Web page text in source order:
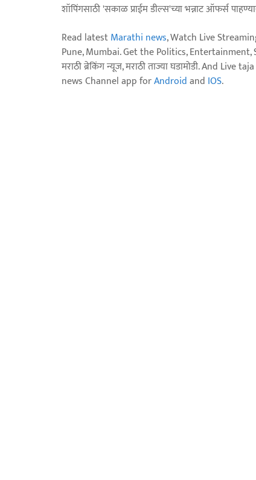
शॉपिंगसाठी 'सकाळ प्राईम डील्स'च्या भन्नाट ऑफर्स
Read latestMarathi news, Watch Live
Pune, Mumbai. Get the Politics, Entertainment,
मराठी ब्रेकिंग न्यूज, मराठी ताज्या घडामोडी. And
news Channel app forAndroidand IOS.